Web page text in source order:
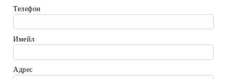
Телефон
Имейл
Адрес